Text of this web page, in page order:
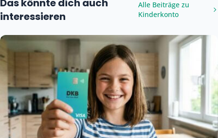
Das könnte dich auch
interessieren
Alle Beiträge zu
Kinderkonto